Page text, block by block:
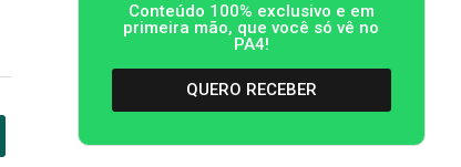
Conteúdo 100% exclusivo e em
primeira mão, que você só vê no
PA4!
QUERO RECEBER